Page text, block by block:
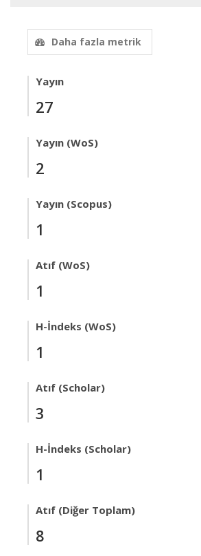
Daha fazla metrik
Yayın
27
Yayın (WoS)
2
Yayın (Scopus)
1
Atıf (WoS)
1
H-İndeks (WoS)
1
Atıf (Scholar)
3
H-İndeks (Scholar)
1
Atıf (Diğer Toplam)
8